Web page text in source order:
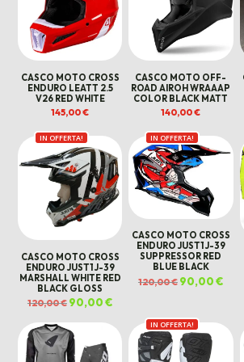
CASCO MOTO CROSS
ENDURO LEATT 2.5
V26 RED WHITE
145,00€
CASCO MOTO OFF-
ROAD AIROH WRAAAP
COLOR BLACK MATT
140,00€
IN OFFERTA!
CASCO MOTO CROSS
ENDURO JUST1 J-39
MARSHALL WHITE RED
BLACK GLOSS
120,00€ Il
prezzo
era:
120,00 €.
90,00€Il
prezzo
attuale
è:
90,00 €.
IN OFFERTA!
CASCO MOTO CROSS
ENDURO JUST1 J-39
SUPPRESSOR RED
BLUE BLACK
120,00€ Il
prezzo
90,00€Il
IN OFFERTA!